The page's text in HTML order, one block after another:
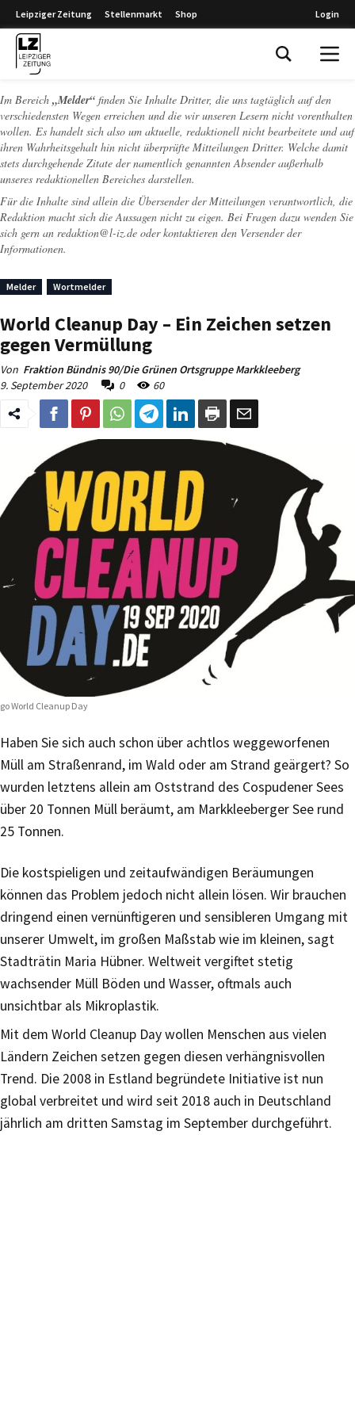
Leipziger Zeitung Stellenmarkt Shop Login
Im Bereich „Melder“ finden Sie Inhalte Dritter, die uns tagtäglich auf den
verschiedensten Wegen erreichen und die wir unseren Lesern nicht vorenthalten
wollen. Es handelt sich also um aktuelle, redaktionell nicht bearbeitete und auf
ihren Wahrheitsgehalt hin nicht überprüfte Mitteilungen Dritter. Welche damit
stets durchgehende Zitate der namentlich genannten Absender außerhalb
unseres redaktionellen Bereiches darstellen.
Für die Inhalte sind allein die Übersender der Mitteilungen verantwortlich, die
Redaktion macht sich die Aussagen nicht zu eigen. Bei Fragen dazu wenden Sie
sich gern an redaktion@l-iz.de oder kontaktieren den Versender der
Informationen.
Melder Wortmelder
World Cleanup Day – Ein Zeichen setzen
gegen Vermüllung
Von Fraktion Bündnis 90/Die Grünen Ortsgruppe Markkleeberg
9. September 2020
0 60
World Cleanup Day
Haben Sie sich auch schon über achtlos weggeworfenen
Müll am Straßenrand, im Wald oder am Strand geärgert? So
wurden letztens allein am Oststrand des Cospudener Sees
über 20 Tonnen Müll beräumt, am Markkleeberger See rund
25 Tonnen.
Die kostspieligen und zeitaufwändigen Beräumungen
können das Problem jedoch nicht allein lösen. Wir brauchen
dringend einen vernünftigeren und sensibleren Umgang mit
unserer Umwelt, im großen Maßstab wie im kleinen, sagt
Stadträtin Maria Hübner. Weltweit vergiftet stetig
wachsender Müll Böden und Wasser, oftmals auch
unsichtbar als Mikroplastik.
Mit dem World Cleanup Day wollen Menschen aus vielen
Ländern Zeichen setzen gegen diesen verhängnisvollen
Trend. Die 2008 in Estland begründete Initiative ist nun
global verbreitet und wird seit 2018 auch in Deutschland
jährlich am dritten Samstag im September durchgeführt.